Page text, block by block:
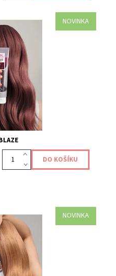
NOVINKA
Blaze je pečujícím
vaši barevnou
pigmentům....
NOVINKA
Gloss je pečujícím
vaši barevnou
pigmentům....